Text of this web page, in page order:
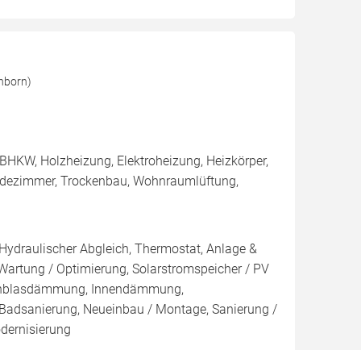
Holzheizung, Elektroheizung, Heizkörper,
Trockenbau, Wohnraumlüftung,
Abgleich, Thermostat, Anlage &
/ Optimierung, Solarstromspeicher / PV
Innendämmung,
Neueinbau / Montage, Sanierung /